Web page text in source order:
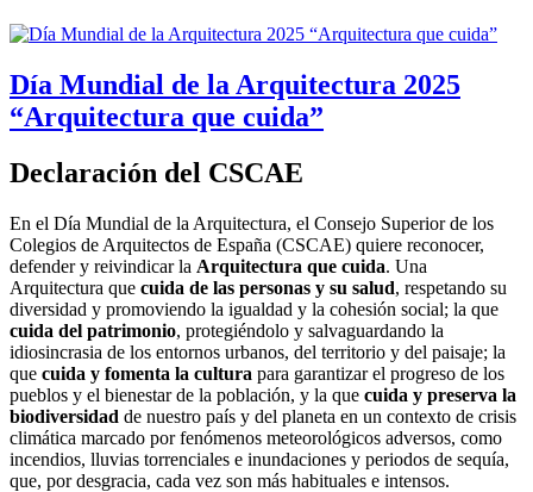
Día Mundial de la Arquitectura 2025
“Arquitectura que cuida”
Declaración del CSCAE
En el Día Mundial de la Arquitectura, el Consejo Superior de los
Colegios de Arquitectos de España (CSCAE) quiere reconocer,
defender y reivindicar la Arquitectura que cuida. Una
Arquitectura que cuida de las personas y su salud, respetando su
diversidad y promoviendo la igualdad y la cohesión social; la que
cuida del patrimonio, protegiéndolo y salvaguardando la
idiosincrasia de los entornos urbanos, del territorio y del paisaje; la
que cuida y fomenta la cultura para garantizar el progreso de los
pueblos y el bienestar de la población, y la que cuida y preserva la
biodiversidad de nuestro país y del planeta en un contexto de crisis
climática marcado por fenómenos meteorológicos adversos, como
incendios, lluvias torrenciales e inundaciones y periodos de sequía,
que, por desgracia, cada vez son más habituales e intensos.